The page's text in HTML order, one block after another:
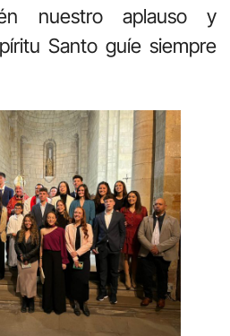
nuestro aplauso y
Santo guíe siempre